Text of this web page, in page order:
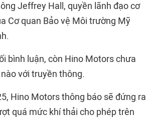
Jeffrey Hall, quyền lãnh đạo cơ
Cơ quan Bảo vệ Môi trường Mỹ
bình luận, còn Hino Motors chưa
với truyền thông.
Hino Motors thông báo sẽ đứng ra
quá mức khí thải cho phép trên